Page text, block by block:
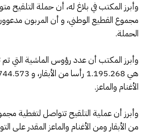
وأبرز المكتب في بلاغ له، أن حملة التلقيح
مجموع القطيع الوطني، و أن المربون
الحملة.
وأبرز المكتب أن عدد رؤوس الماشية التي تم
الأغنام والماعز.
وأبرز أن عملية التلقيح تتواصل لتغطية